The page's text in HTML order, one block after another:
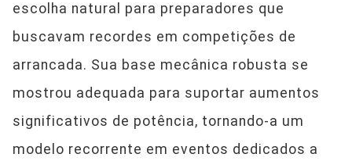
escolha natural para preparadores que
buscavam recordes em competições de
arrancada. Sua base mecânica robusta se
mostrou adequada para suportar aumentos
significativos de potência, tornando-a um
modelo recorrente em eventos dedicados a